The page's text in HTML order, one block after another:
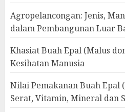
Agropelancongan: Jenis,
dalam Pembangunan Luar
Khasiat Buah Epal (Malus
Kesihatan Manusia
Nilai Pemakanan Buah Epal
Serat, Vitamin, Mineral dan